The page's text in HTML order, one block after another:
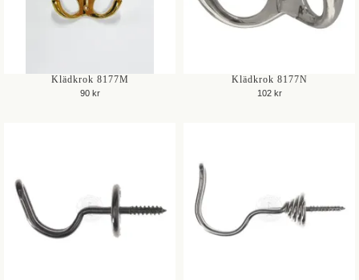
Klädkrok 8177M
90 kr
Klädkrok 8177N
102 kr